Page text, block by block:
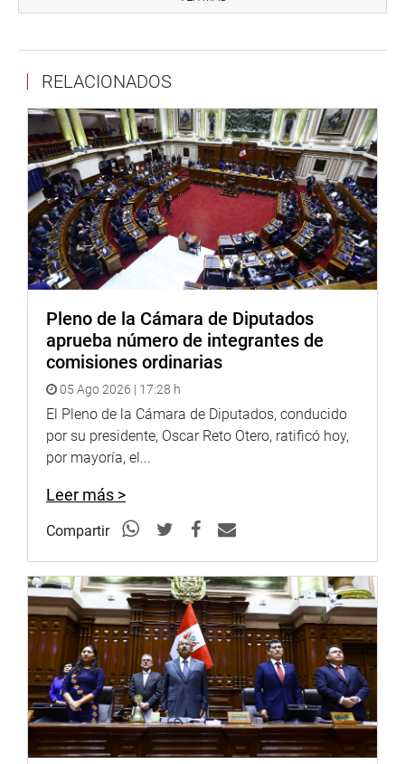
RELACIONADOS
Pleno de la Cámara de Diputados
aprueba número de integrantes de
comisiones ordinarias
05 Ago 2026 | 17:28 h
El Pleno de la Cámara de Diputados, conducido
por su presidente, Oscar Reto Otero, ratificó hoy,
por mayoría, el...
Leer más >
Compartir